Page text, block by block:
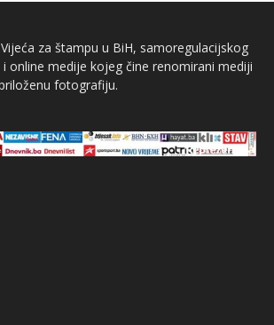
za štampu u BiH, samoregulacijskog
online medije kojeg čine renomirani mediji
fotografiju.